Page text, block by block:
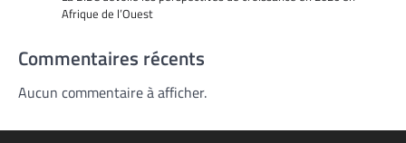
Afrique de l’Ouest
Commentaires récents
Aucun commentaire à afficher.